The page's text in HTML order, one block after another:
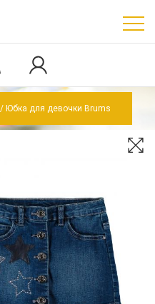
Юбка для девочки Brums